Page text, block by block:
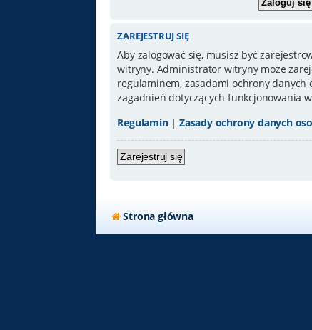
ZAREJESTRUJ SIĘ
Aby zalogować się, musisz być
witryny. Administrator witryny może
regulaminem, zasadami ochrony danych
zagadnień dotyczących funkcjonowania
Regulamin|Zasady ochrony danych
Zarejestruj się
Strona główna